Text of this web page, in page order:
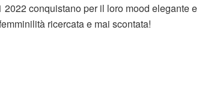
conquistano per il loro mood elegante e
ricercata e mai scontata!